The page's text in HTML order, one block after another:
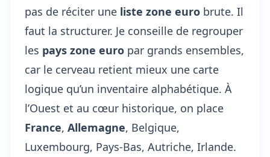
pas de réciter une liste zone euro brute. Il
faut la structurer. Je conseille de regrouper
les pays zone euro par grands ensembles,
car le cerveau retient mieux une carte
logique qu’un inventaire alphabétique. À
l’Ouest et au cœur historique, on place
France, Allemagne, Belgique,
Luxembourg, Pays-Bas, Autriche, Irlande.